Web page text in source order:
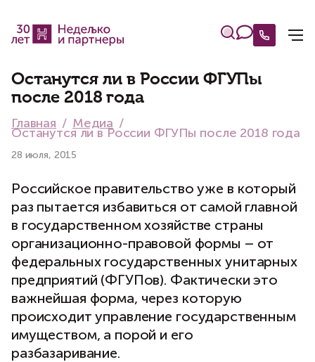
Останутся ли в России ФГУПы
после 2018 года
Главная Медиа
Останутся ли в России ФГУПы после 2018 года
28 июля, 2015
Российское правительство уже в который
раз пытается избавиться от самой главной
в государственном хозяйстве страны
организационно-правовой формы – от
федеральных государственных унитарных
предприятий (ФГУПов). Фактически это
важнейшая форма, через которую
происходит управление государственным
имуществом, а порой и его
разбазаривание.